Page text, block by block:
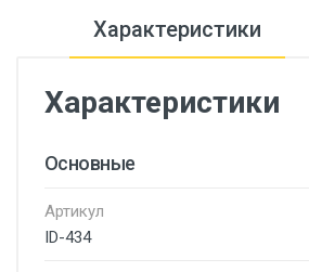
Характеристики
Характеристики
Основные
Артикул
ID-434